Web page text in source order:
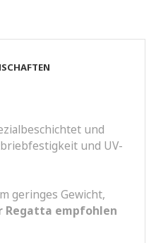
und
und UV-
geringes Gewicht,
Regatta empfohlen